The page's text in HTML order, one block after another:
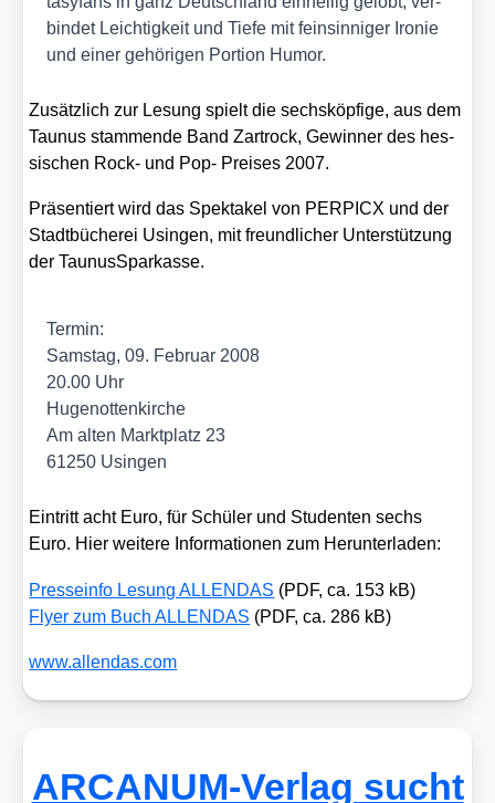
bin­det Leich­tig­keit und Tie­fe mit fein­sin­ni­ger Iro­nie
und einer gehö­ri­gen Por­ti­on Humor.
Zusätz­lich zur Lesung spielt die sechs­köp­fi­ge, aus dem
Tau­nus stam­men­de Band Zart­rock, Gewin­ner des hes­
si­schen Rock- und Pop- Prei­ses 2007.
Prä­sen­tiert wird das Spek­ta­kel von PERPICX und der
Stadt­bü­che­rei Usin­gen, mit freund­li­cher Unter­stüt­zung
der Tau­nus­Spar­kas­se.
Ter­min:
Sams­tag, 09. Febru­ar 2008
20.00 Uhr
Huge­not­ten­kir­che
Am alten Markt­platz 23
61250 Usin­gen
Ein­tritt acht Euro, für Schü­ler und Stu­den­ten sechs
Euro. Hier wei­te­re Infor­ma­tio­nen zum Her­un­ter­la­den:
Pres­se­info Lesung ALLENDAS (PDF, ca. 153 kB)
Fly­er zum Buch ALLENDAS (PDF, ca. 286 kB)
www​.allen​das​.com
ARCANUM-Verlag sucht